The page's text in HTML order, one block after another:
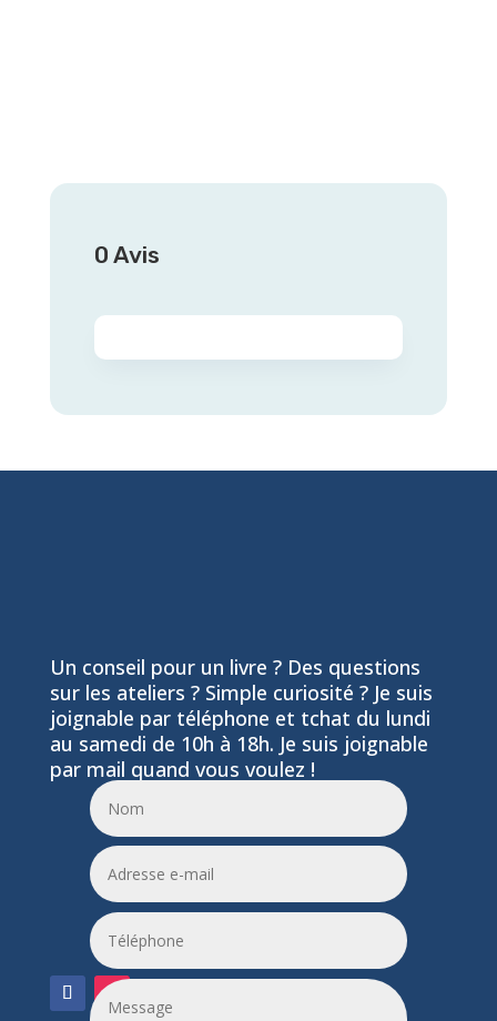
0 Avis
Un conseil pour un livre ? Des questions
sur les ateliers ? Simple curiosité ? Je suis
joignable par téléphone et tchat du lundi
au samedi de 10h à 18h. Je suis joignable
par mail quand vous voulez !
06 24 55 86 51
leptitfilaplumes@etik.com